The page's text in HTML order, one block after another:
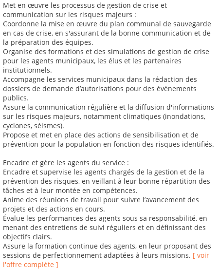
Met en œuvre les processus de gestion de crise et
communication sur les risques majeurs :
Coordonne la mise en œuvre du plan communal de sauvegarde
en cas de crise, en s'assurant de la bonne communication et de
la préparation des équipes.
Organise des formations et des simulations de gestion de crise
pour les agents municipaux, les élus et les partenaires
institutionnels.
Accompagne les services municipaux dans la rédaction des
dossiers de demande d’autorisations pour des événements
publics.
Assure la communication régulière et la diffusion d'informations
sur les risques majeurs, notamment climatiques (inondations,
cyclones, séismes).
Propose et met en place des actions de sensibilisation et de
prévention pour la population en fonction des risques identifiés.
Encadre et gère les agents du service :
Encadre et supervise les agents chargés de la gestion et de la
prévention des risques, en veillant à leur bonne répartition des
tâches et à leur montée en compétences.
Anime des réunions de travail pour suivre l’avancement des
projets et des actions en cours.
Évalue les performances des agents sous sa responsabilité, en
menant des entretiens de suivi réguliers et en définissant des
objectifs clairs.
Assure la formation continue des agents, en leur proposant des
sessions de perfectionnement adaptées à leurs missions. [ voir
l'offre complète ]